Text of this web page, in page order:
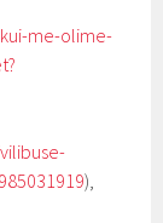
me-olime-
),